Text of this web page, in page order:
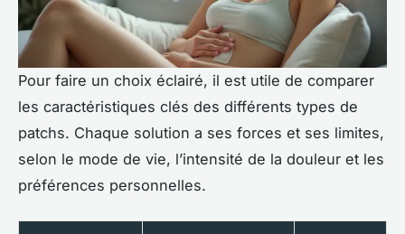
Pour faire un choix éclairé, il est utile de comparer
les caractéristiques clés des différents types de
patchs. Chaque solution a ses forces et ses limites,
selon le mode de vie, l’intensité de la douleur et les
préférences personnelles.